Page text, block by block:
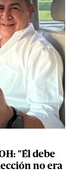
"Él debe
no era